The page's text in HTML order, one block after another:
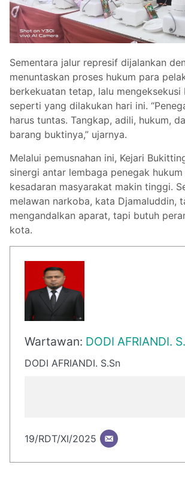
Sementara jalur represif dijalankan
menuntaskan proses hukum para
berkekuatan tetap, lalu mengeksekusi
seperti yang dilakukan hari ini.
harus tuntas. Tangkap, adili, hukum,
barang buktinya,” ujarnya.
Melalui pemusnahan ini, Kejari
sinergi antar lembaga penegak
kesadaran masyarakat makin tinggi.
melawan narkoba, kata Djamaluddin,
mengandalkan aparat, tapi butuh
kota.
Wartawan: DODI AFRIANDI.
DODI AFRIANDI. S.Sn
19/RDT/XI/2025